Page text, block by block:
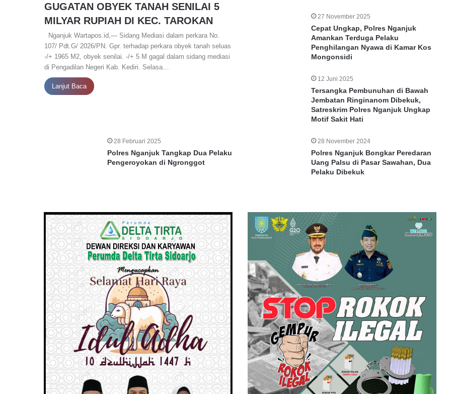
GUGATAN OBYEK TANAH SENILAI 5
MILYAR RUPIAH DI KEC. TAROKAN
Nganjuk Wartapos.id,— Sidang Mediasi dalam perkara No.
107/ Pdt.G/ 2026/PN. Gpr. terhadap perkara obyek tanah seluas
-/+ 1965 M2, obyek senilai. -/+ 5 M gagal dalam sidang mediasi
di Pengadilan Negeri Kab. Kediri. Selasa…
Lanjut Baca
27 November 2025
Cepat Ungkap, Polres Nganjuk
Amankan Terduga Pelaku
Penghilangan Nyawa di Kamar Kos
Mongonsidi
12 Juni 2025
Tersangka Pembunuhan di Bawah
Jembatan Ringinanom Dibekuk,
Satreskrim Polres Nganjuk Ungkap
Motif Sakit Hati
28 Februari 2025
Polres Nganjuk Tangkap Dua Pelaku
Pengeroyokan di Ngronggot
28 November 2024
Polres Nganjuk Bongkar Peredaran
Uang Palsu di Pasar Sawahan, Dua
Pelaku Dibekuk